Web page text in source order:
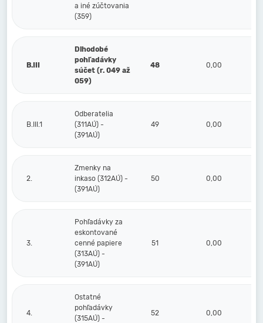
a iné zúčtovania
(359)
B.III
Dlhodobé
pohľadávky
súčet (r. 049 až
059)
48 0,00
B.III.1
Odberatelia
(311AÚ) -
(391AÚ)
49 0,00
2.
Zmenky na
inkaso (312AÚ) -
(391AÚ)
50 0,00
3.
Pohľadávky za
eskontované
cenné papiere
(313AÚ) -
(391AÚ)
51 0,00
4.
Ostatné
pohľadávky
(315AÚ) -
52 0,00